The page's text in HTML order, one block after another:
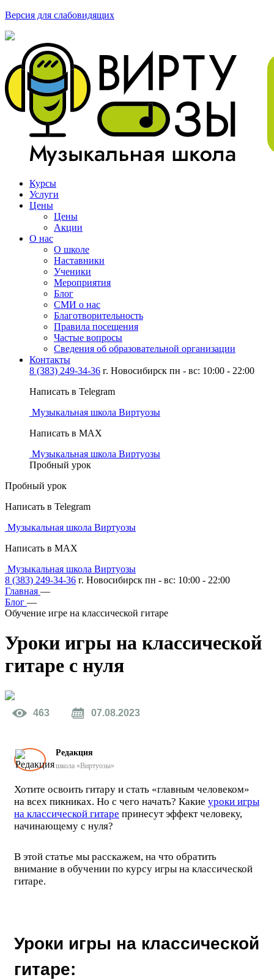
Версия для слабовидящих
Курсы
Услуги
Цены
Цены
Акции
О нас
О школе
Наставники
Ученики
Мероприятия
Блог
СМИ о нас
Благотворительность
Правила посещения
Частые вопросы
Сведения об образовательной организации
Контакты
8 (383) 249-34-36 г. Новосибирск пн - вс: 10:00 - 22:00
Написать в Telegram
Музыкальная школа Виртуозы
Написать в MAX
Музыкальная школа Виртуозы
Пробный урок
Пробный урок
Написать в Telegram
Музыкальная школа Виртуозы
Написать в MAX
Музыкальная школа Виртуозы
8 (383) 249-34-36 г. Новосибирск пн - вс: 10:00 - 22:00
Главная —
Блог —
Обучение игре на классической гитаре
Уроки игры на классичеcкой
гитаре с нуля
463 07.08.2023
Хотите освоить гитару и стать «главным человеком»
на всех пикниках. Но с чего начать? Какие уроки игры
на классической гитаре принесут эффект человеку,
начинающему с нуля?
В этой статье мы расскажем, на что обратить
внимание в обучении по курсу игры на классической
гитаре.
Уроки игры на классической
гитаре:
Редакция
школа «Виртуозы»